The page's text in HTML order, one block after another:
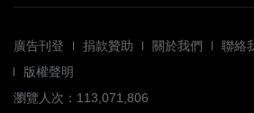
廣告刊登 捐款贊助 關於我們 聯絡
版權聲明
瀏覽人次：113,071,806